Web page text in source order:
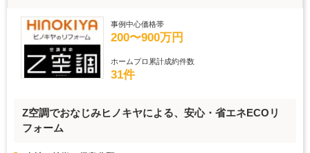
事例中心価格帯
200〜900万円
ホームプロ累計成約件数
31件
Z空調でおなじみヒノキヤによる、安心・省エネECOリ
フォーム